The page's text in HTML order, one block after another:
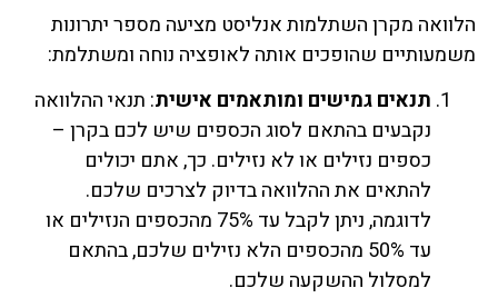
הלוואה מקרן השתלמות אנליסט מציעה מספר יתרונות
משמעותיים שהופכים אותה לאופציה נוחה ומשתלמת:
תנאים גמישים ומותאמים אישית: תנאי ההלוואה
נקבעים בהתאם לסוג הכספים שיש לכם בקרן –
כספים נזילים או לא נזילים. כך, אתם יכולים
להתאים את ההלוואה בדיוק לצרכים שלכם.
לדוגמה, ניתן לקבל עד 75% מהכספים הנזילים או
עד 50% מהכספים הלא נזילים שלכם, בהתאם
למסלול ההשקעה שלכם.